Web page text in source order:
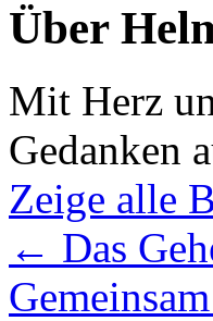
Über
Mit Herz
Gedanken
Zeige alle
← Das